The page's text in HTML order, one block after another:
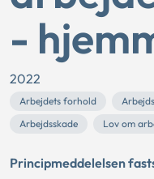
-
2022
Arbejdets forhold
Arbejdsskade
Lov om
Principmeddelelsen